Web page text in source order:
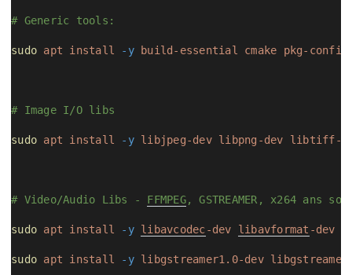
# Generic tools:
sudo apt install -y build-essential cmake pkg-config
# Image I/O libs
sudo apt install -y libjpeg-dev libpng-dev libtiff-
# Video/Audio Libs - FFMPEG, GSTREAMER, x264 ans so
sudo apt install -y libavcodec-dev libavformat -dev
sudo apt install -y libgstreamer1.0-dev